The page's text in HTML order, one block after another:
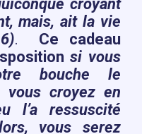
croyant
mais, ait la vie
. Ce cadeau
si vous
bouche le
croyez en
l’a ressuscité
vous serez